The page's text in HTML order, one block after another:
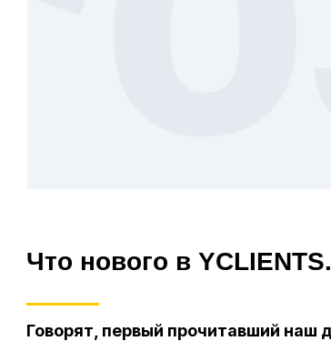
Что нового в
Говорят, первый прочитавший наш